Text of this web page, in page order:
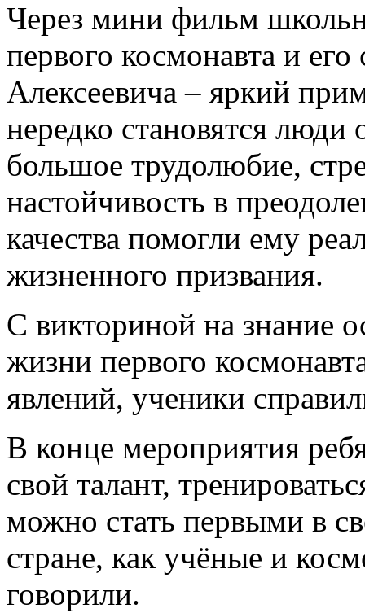
Через мини фильм
первого космонавта и
Алексеевича – яркий
нередко становятся
большое трудолюбие,
настойчивость в
качества помогли ему
жизненного призвания.
С викториной на знание
жизни первого
явлений, ученики
В конце мероприятия
свой талант,
можно стать первыми в
стране, как учёные и
говорили.